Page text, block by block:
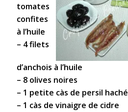
tomates
confites
à l’huile
– 4 filets
d’anchois à l’huile
– 8 olives noires
– 1 petite càs de persil haché
– 1 càs de vinaigre de cidre